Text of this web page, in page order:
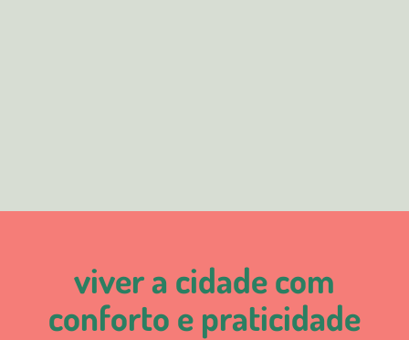
viver a cidade com
conforto e praticidade